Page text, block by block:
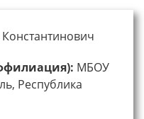
МБОУ
Республика